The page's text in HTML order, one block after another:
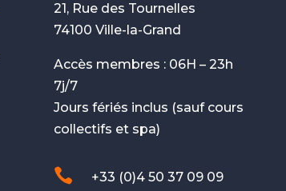
21, Rue des Tournelles
74100 Ville-la-Grand
Accès membres : 06H – 23h
7j/7
Jours fériés inclus (sauf cours
collectifs et spa)
 +33 (0)4 50 37 09 09